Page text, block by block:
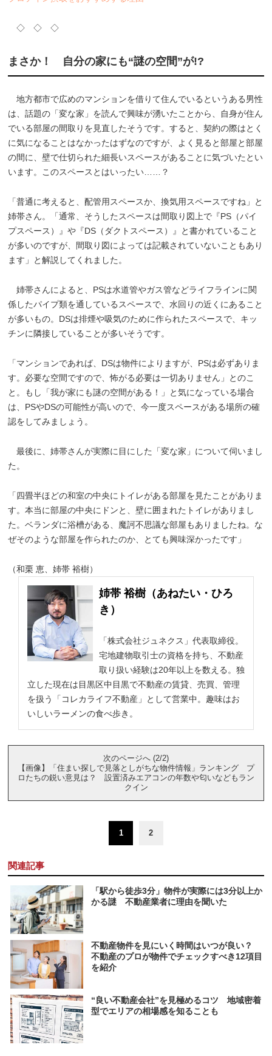
◇ ◇ ◇
まさか！ 自分の家にも“謎の空間”が!?
地方都市で広めのマンションを借りて住んでいるというある男性
は、話題の「変な家」を読んで興味が湧いたことから、自身が住ん
でいる部屋の間取りを見直したそうです。すると、契約の際はとく
に気になることはなかったはずなのですが、よく見ると部屋と部屋
の間に、壁で仕切られた細長いスペースがあることに気づいたとい
います。このスペースとはいったい……？
「普通に考えると、配管用スペースか、換気用スペースですね」と
姉帯さん。「通常、そうしたスペースは間取り図上で『PS（パイ
プスペース）』や『DS（ダクトスペース）』と書かれていること
が多いのですが、間取り図によっては記載されていないこともあり
ます」と解説してくれました。
姉帯さんによると、PSは水道管やガス管などライフラインに関
係したパイプ類を通しているスペースで、水回りの近くにあること
が多いもの。DSは排煙や吸気のために作られたスペースで、キッ
チンに隣接していることが多いそうです。
「マンションであれば、DSは物件によりますが、PSは必ずありま
す。必要な空間ですので、怖がる必要は一切ありません」とのこ
と。もし「我が家にも謎の空間がある！」と気になっている場合
は、PSやDSの可能性が高いので、今一度スペースがある場所の確
認をしてみましょう。
最後に、姉帯さんが実際に目にした「変な家」について伺いまし
た。
「四畳半ほどの和室の中央にトイレがある部屋を見たことがありま
す。本当に部屋の中央にドンと、壁に囲まれたトイレがありまし
た。ベランダに浴槽がある、魔訶不思議な部屋もありましたね。な
ぜそのような部屋を作られたのか、とても興味深かったです」
（和栗 恵、姉帯 裕樹）
姉帯 裕樹（あねたい・ひろ
き）
「株式会社ジュネクス」代表取締役。
宅地建物取引士の資格を持ち、不動産
取り扱い経験は20年以上を数える。独
立した現在は目黒区中目黒で不動産の賃貸、売買、管理
を扱う「コレカライフ不動産」として営業中。趣味はお
いしいラーメンの食べ歩き。
次のページへ (2/2)
【画像】「住まい探しで見落としがちな物件情報」ランキング プ
ロたちの鋭い意見は？ 設置済みエアコンの年数や匂いなどもラン
クイン
1 2
関連記事
「駅から徒歩3分」物件が実際には3分以上か
かる謎 不動産業者に理由を聞いた
不動産物件を見にいく時間はいつが良い？
不動産のプロが物件でチェックすべき12項目
を紹介
“良い不動産会社”を見極めるコツ 地域密着
型でエリアの相場感を知ることも